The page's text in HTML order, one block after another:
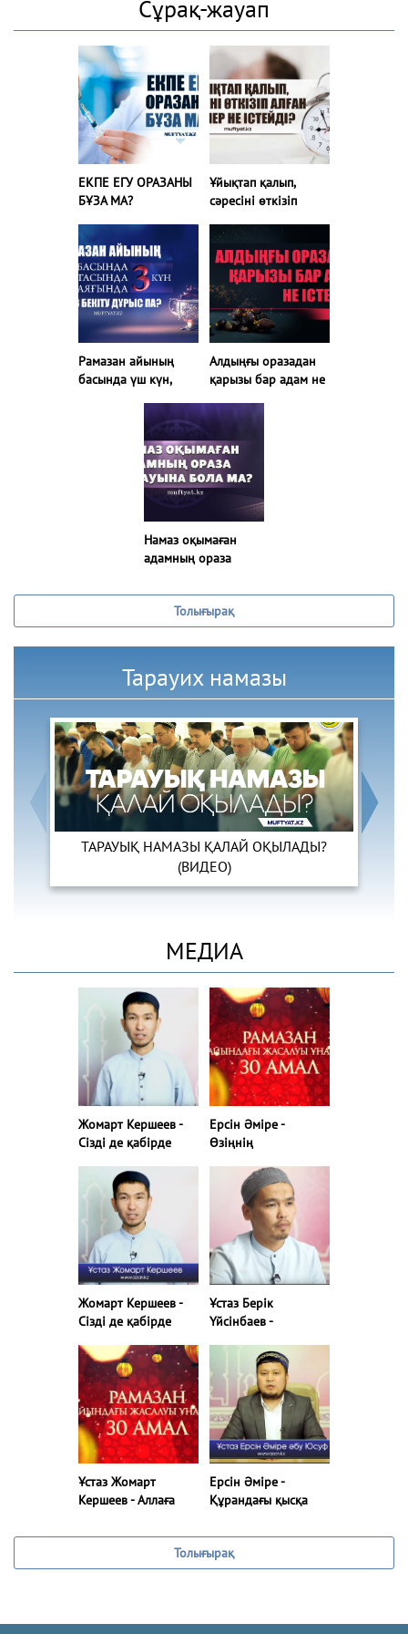
Сұрақ-жауап
ЕКПЕ ЕГУ ОРАЗАНЫ
БҰЗА МА?
Ұйықтап қалып,
сәресіні өткізіп
істейді?
Рамазан айының
басында үш күн,
күн, аяғында үш күн
ауыз бекіту дұрыс
Алдыңғы оразадан
қарызы бар адам не
Намаз оқымаған
адамның ораза
Толығырақ
Тарауих намазы
ТАРАУЫҚ НАМАЗЫ ҚАЛАЙ ОҚЫЛАДЫ?
(ВИДЕО)
МЕДИА
Жомарт Кершеев -
Сізді де қабірде
(11-ші амал) |
www.azan.kz
Ерсін Әміре -
Өзіңнің
мәрте қашан ой
жүгірттің? (10-шы
Жомарт Кершеев -
Сізді де қабірде
(11-ші амал) |
www.azan.kz
Ұстаз Берік
Үйсінбаев -
күлімсіреуің –
садақа! (17-ші амал)
Ұстаз Жомарт
Кершеев - Аллаға
болған темекіні
тастаңыз! (18-шы
амал)
Ерсін Әміре -
Құрандағы қысқа
әрекет қыл! (12 - ші
амал)
Толығырақ